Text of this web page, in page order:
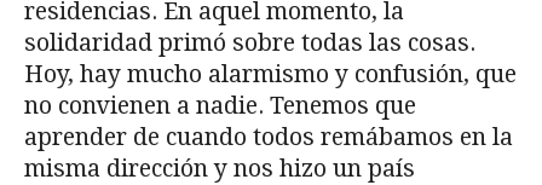
residencias. En aquel momento, la
solidaridad primó sobre todas las cosas.
Hoy, hay mucho alarmismo y confusión, que
no convienen a nadie. Tenemos que
aprender de cuando todos remábamos en la
misma dirección y nos hizo un país